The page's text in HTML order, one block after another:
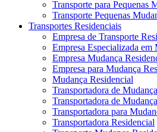
Transporte para Pequenas
Transporte Pequenas
Transportes Residenciais
Empresa de Transporte
Empresa Especializada em
Empresa Mudança
Empresa para Mudança
Mudança Residencial
Transportadora de
Transportadora de
Transportadora para
Transportadora Residencial